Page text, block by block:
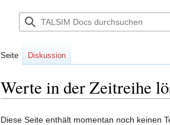
Seite Diskussion
Werte in der Zeitreihe
Diese Seite enthält momentan noch keinen